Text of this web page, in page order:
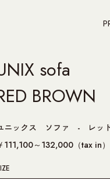
sofa
BROWN
ニックス ソファ - レッ
111,100～132,000（tax in）